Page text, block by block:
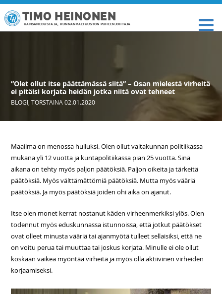
TIMO HEINONEN
KANSANEDUSTAJA, KUNNANVALTUUSTON PUHEENJOHTAJA
”Olet ollut itse päättämässä siitä” – Osan mielestä virheitä
ei pitäisi korjata heidän jotka niitä ovat tehneet
BLOGI ,TORSTAINA 02.01.2020
Maailma on menossa hulluksi. Olen ollut valtakunnan politiikassa
mukana yli 12 vuotta ja kuntapolitiikassa pian 25 vuotta. Sinä
aikana on tehty myös paljon päätöksiä. Paljon oikeita ja tärkeitä
päätöksiä. Myös välttämättömiä päätöksiä. Mutta myös vääriä
päätöksiä. Ja myös päätöksiä joiden ohi aika on ajanut.
Itse olen monet kerrat nostanut käden virheenmerkiksi ylös. Olen
todennut myös eduskunnassa istunnoissa, että jotkut päätökset
ovat olleet minusta vääriä tai ajanmyötä tulleet sellaisiksi, että ne
on voitu perua tai muuttaa tai joskus korjata. Minulle ei ole ollut
koskaan vaikea myöntää virheitä ja myös olla aktiivinen virheiden
korjaamiseksi.